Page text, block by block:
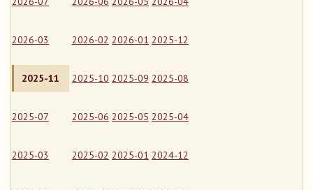
2026-03 2026-02 2026-01 2025-12
2025-11 2025-10 2025-09 2025-08
2025-07 2025-06 2025-05 2025-04
2025-03 2025-02 2025-01 2024-12